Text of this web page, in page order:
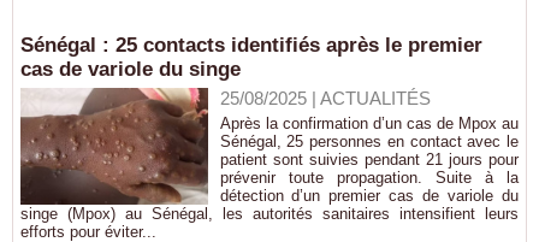
Sénégal : 25 contacts identifiés après le premier
cas de variole du singe
25/08/2025| ACTUALITÉS
Après la confirmation d’un cas de Mpox au
Sénégal, 25 personnes en contact avec le
patient sont suivies pendant 21 jours pour
prévenir toute propagation. Suite à la
détection d’un premier cas de variole du
singe (Mpox) au Sénégal, les autorités sanitaires intensifient leurs
efforts pour éviter...